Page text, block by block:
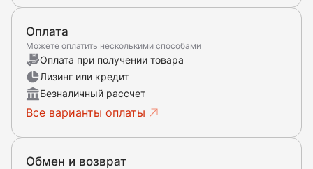
Оплата
Можете оплатить несколькими способами
Оплата при получении товара
Лизинг или кредит
Безналичный рассчет
Все варианты оплаты
Обмен и возврат